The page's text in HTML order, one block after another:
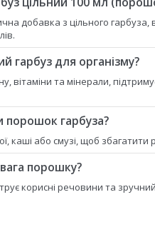
добавка з цільного
гарбуз для організму?
вітаміни та мінерали,
порошок гарбуза?
каші або смузі, щоб
порошку?
корисні речовини та